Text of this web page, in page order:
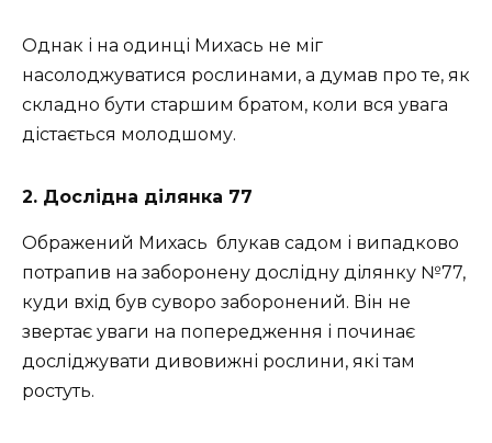
Однак і на одинці Михась не міг
насолоджуватися рослинами, а думав про те, як
складно бути старшим братом, коли вся увага
дістається молодшому.
2. Дослідна ділянка 77
Ображений Михась блукав садом і випадково
потрапив на заборонену дослідну ділянку №77,
куди вхід був суворо заборонений. Він не
звертає уваги на попередження і починає
досліджувати дивовижні рослини, які там
ростуть.